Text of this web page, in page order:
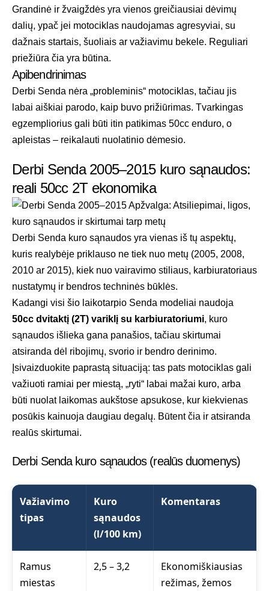
Grandinė ir žvaigždės yra vienos greičiausiai dėvimų
dalių, ypač jei motociklas naudojamas agresyviai, su
dažnais startais, šuoliais ar važiavimu bekele. Reguliari
priežiūra čia yra būtina.
Apibendrinimas
Derbi Senda nėra „probleminis“ motociklas, tačiau jis
labai aiškiai parodo, kaip buvo prižiūrimas. Tvarkingas
egzempliorius gali būti itin patikimas 50cc enduro, o
apleistas – reikalauti nuolatinio dėmesio.
Derbi Senda 2005–2015 kuro sąnaudos:
reali 50cc 2T ekonomika
Derbi Senda kuro sąnaudos yra vienas iš tų aspektų,
kuris realybėje priklauso ne tiek nuo metų (2005, 2008,
2010 ar 2015), kiek nuo vairavimo stiliaus, karbiuratoriaus
nustatymų ir bendros techninės būklės.
Kadangi visi šio laikotarpio Senda modeliai naudoja
50cc dvitaktį (2T) variklį su karbiuratoriumi, kuro
sąnaudos išlieka gana panašios, tačiau skirtumai
atsiranda dėl ribojimų, svorio ir bendro derinimo.
Įsivaizduokite paprastą situaciją: tas pats motociklas gali
važiuoti ramiai per miestą, „ryti“ labai mažai kuro, arba
būti nuolat laikomas aukštose apsukose, kur kiekvienas
posūkis kainuoja daugiau degalų. Būtent čia ir atsiranda
realūs skirtumai.
Derbi Senda kuro sąnaudos (realūs duomenys)
Važiavimo
tipas
Kuro
sąnaudos
(l/100 km)
Komentaras
Ramus
miestas
2,5 – 3,2
Ekonomiškiausias
režimas, žemos